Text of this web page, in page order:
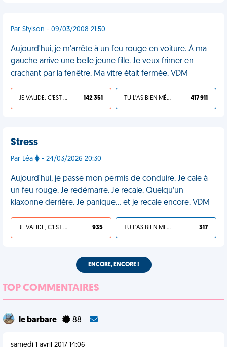
Par Stylson - 09/03/2008 21:50
Aujourd'hui, je m'arrête à un feu rouge en voiture. À ma
gauche arrive une belle jeune fille. Je veux frimer en
crachant par la fenêtre. Ma vitre était fermée. VDM
JE VALIDE, C'EST UNE VDM 142 351 TU L'AS BIEN MÉRITÉ 417 911
Stress
Par Léa - 24/03/2026 20:30
Aujourd'hui, je passe mon permis de conduire. Je cale à
un feu rouge. Je redémarre. Je recale. Quelqu’un
klaxonne derrière. Je panique… et je recale encore. VDM
JE VALIDE, C'EST UNE VDM 935 TU L'AS BIEN MÉRITÉ 317
ENCORE, ENCORE !
TOP COMMENTAIRES
le barbare 88
samedi 1 avril 2017 14:06